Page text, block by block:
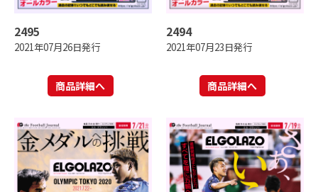
2495
2021年07月26日発行
商品詳細へ
2494
2021年07月23日発行
商品詳細へ